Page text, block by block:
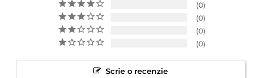
0
0
0
0
Scrie o recenzie